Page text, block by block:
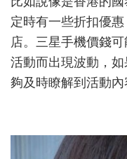
定時有一些折扣優
店。三星手機價錢
活動而出現波動，
夠及時瞭解到活動內